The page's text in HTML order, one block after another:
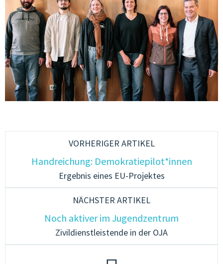
VORHERIGER ARTIKEL
Handreichung: Demokratiepilot*innen
Ergebnis eines EU-Projektes
NÄCHSTER ARTIKEL
Noch aktiver im Jugendzentrum
Zivildienstleistende in der OJA